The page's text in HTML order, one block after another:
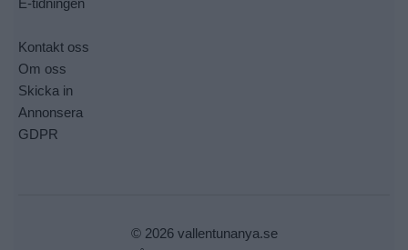
E-tidningen
Kontakt oss
Om oss
Skicka in
Annonsera
GDPR
© 2026 vallentunanya.se